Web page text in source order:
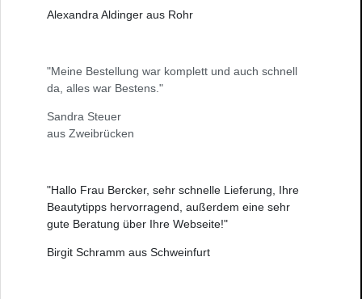
Alexandra Aldinger aus Rohr
"Meine Bestellung war komplett und auch schnell
da, alles war Bestens."
Sandra Steuer
aus Zweibrücken
"Hallo Frau Bercker, sehr schnelle Lieferung, Ihre
Beautytipps hervorragend, außerdem eine sehr
gute Beratung über Ihre Webseite!"
Birgit Schramm aus Schweinfurt